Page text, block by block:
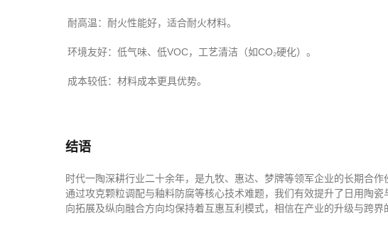
耐高温：耐火性能好，适合耐火材料。
环境友好：低气味、低VOC，工艺清洁（如CO₂硬化）。
成本较低：材料成本更具优势。
结语
时代一陶深耕行业二十余年，是九牧、惠达、梦牌等领军企业的长期合作
通过攻克颗粒调配与釉料防腐等核心技术难题，我们有效提升了日用陶
向拓展及纵向融合方向均保持着互惠互利模式，相信在产业的升级与跨